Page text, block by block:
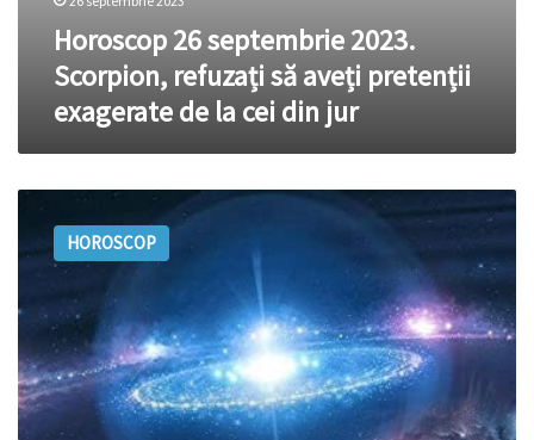
Horoscop 26 septembrie 2023.
Scorpion, refuzați să aveți pretenții
exagerate de la cei din jur
26
Gemenii
pleacă
într-
o
călătorie
așteptată
HOROSCOP